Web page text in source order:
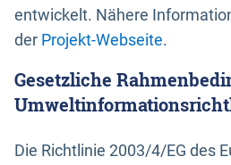
entwickelt. Nähere
der Projekt-Webseite.
Gesetzliche
Die Richtlinie 2003/4/EG des